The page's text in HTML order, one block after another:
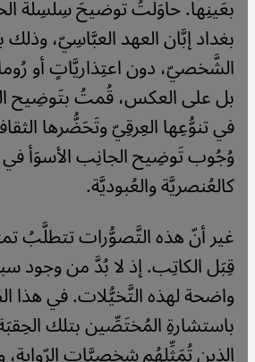
بعَينِها. حاوَلتُ توضيحَ سِلسِلة
بغداد إبَّان العهد العبَّاسِيّ،
الشَّخصيّ، دون اعتِذاريَّاتٍ أو
بل على العكس، قُمتُ بتَوضِيح
في تنوُّعِها العِرقِيّ وتَحَضُّرها
وُجُوب تَوضِيح الجانِب الأسوَأ
كالعُنصريَّة والعُبوديَّة.
غير أنّ هذه التَّصوُّرات تتطلَّبُ
قِبَل الكاتِب. إذ لا بُدَّ من وجود
واضحة لهذه التَّخيُّلات. في
باستشارةِ المُختَصِّين بتلك